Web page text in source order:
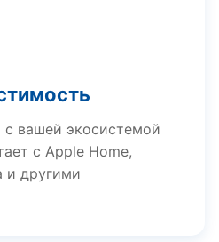
с вашей экосистемой
с Apple Home,
и другими